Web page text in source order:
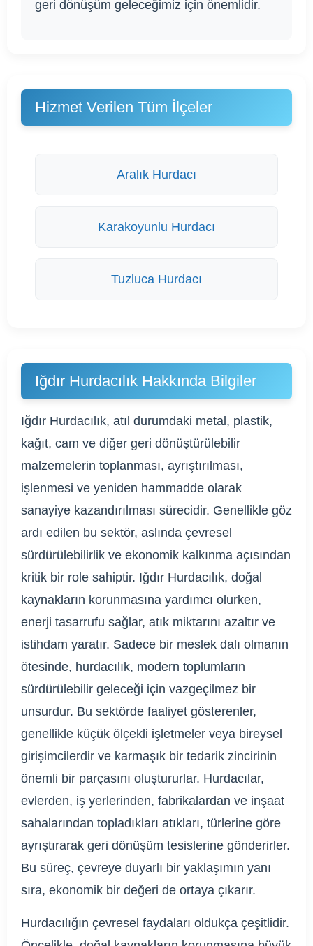
geri dönüşüm geleceğimiz için önemlidir.
Hizmet Verilen Tüm İlçeler
Aralık Hurdacı
Karakoyunlu Hurdacı
Tuzluca Hurdacı
Iğdır Hurdacılık Hakkında Bilgiler
Iğdır Hurdacılık, atıl durumdaki metal, plastik,
kağıt, cam ve diğer geri dönüştürülebilir
malzemelerin toplanması, ayrıştırılması,
işlenmesi ve yeniden hammadde olarak
sanayiye kazandırılması sürecidir. Genellikle göz
ardı edilen bu sektör, aslında çevresel
sürdürülebilirlik ve ekonomik kalkınma açısından
kritik bir role sahiptir. Iğdır Hurdacılık, doğal
kaynakların korunmasına yardımcı olurken,
enerji tasarrufu sağlar, atık miktarını azaltır ve
istihdam yaratır. Sadece bir meslek dalı olmanın
ötesinde, hurdacılık, modern toplumların
sürdürülebilir geleceği için vazgeçilmez bir
unsurdur. Bu sektörde faaliyet gösterenler,
genellikle küçük ölçekli işletmeler veya bireysel
girişimcilerdir ve karmaşık bir tedarik zincirinin
önemli bir parçasını oluştururlar. Hurdacılar,
evlerden, iş yerlerinden, fabrikalardan ve inşaat
sahalarından topladıkları atıkları, türlerine göre
ayrıştırarak geri dönüşüm tesislerine gönderirler.
Bu süreç, çevreye duyarlı bir yaklaşımın yanı
sıra, ekonomik bir değeri de ortaya çıkarır.
Hurdacılığın çevresel faydaları oldukça çeşitlidir.